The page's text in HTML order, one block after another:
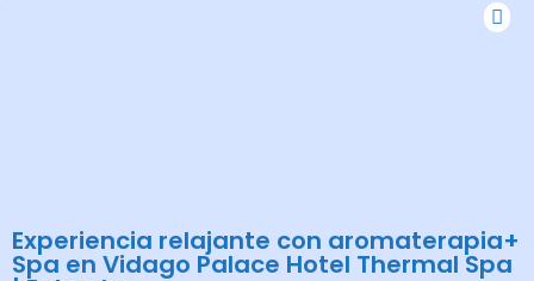
Experiencia relajante con aromaterapia+
Spa en Vidago Palace Hotel Thermal Spa